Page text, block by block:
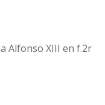
Alfonso XIII en f.2r